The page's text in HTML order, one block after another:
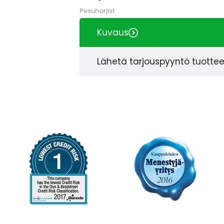
Pesuharjat
Kuvaus
Lähetä tarjouspyyntö